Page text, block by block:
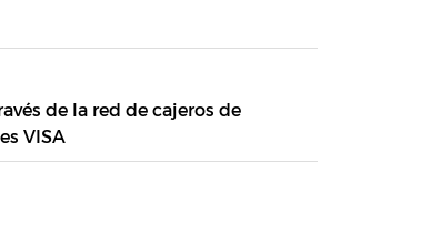
de la red de cajeros de
VISA